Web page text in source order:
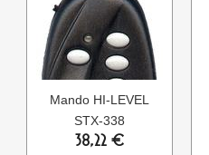
Mando HI-LEVEL
STX-338
38,22 €